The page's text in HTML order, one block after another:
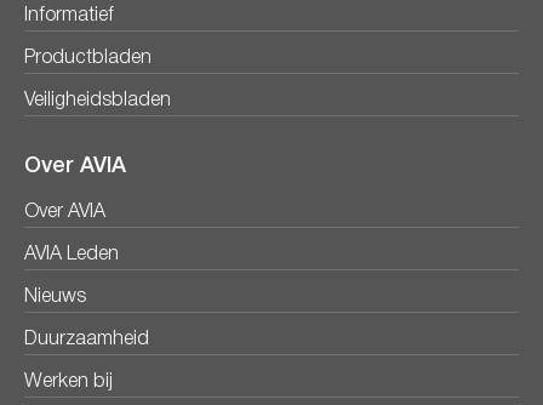
Informatief
Productbladen
Veiligheidsbladen
Over AVIA
Over AVIA
AVIA Leden
Nieuws
Duurzaamheid
Werken bij